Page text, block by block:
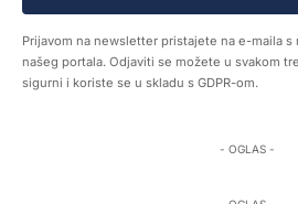
Prijavom na newsletter pristajete na e-maila s
našeg portala. Odjaviti se možete u svakom
sigurni i koriste se u skladu s GDPR-om.
- OGLAS -